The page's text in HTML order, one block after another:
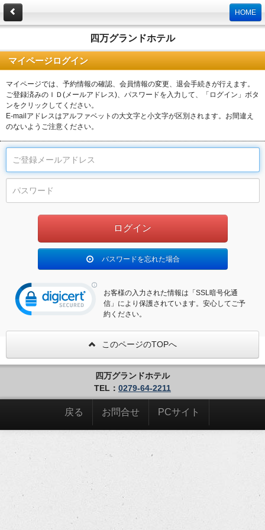
HOME
四万グランドホテル
マイページログイン
マイページでは、予約情報の確認、会員情報の変更、退会手続きが行えます。
ご登録済みのＩＤ(メールアドレス)、パスワードを入力して、「ログイン」ボタ
ンをクリックしてください。
E-mailアドレスはアルファベットの大文字と小文字が区別されます。お間違え
のないようご注意ください。
パスワードを忘れた場合
お客様の入力された情報は「SSL暗号化通
信」により保護されています。安心してご予
約ください。
このページのTOPへ
四万グランドホテル
TEL： 0279-64-2211
戻る お問合せ PCサイト